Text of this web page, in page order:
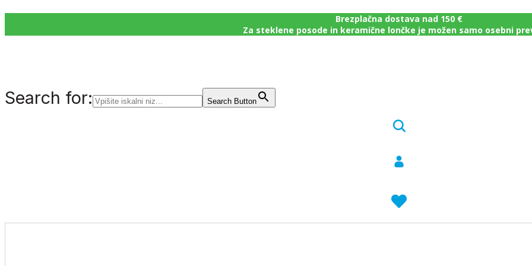
Brezplačna dostava nad 150 €
Za steklene posode in keramične lončke je možen samo osebni
Search for: Search Button